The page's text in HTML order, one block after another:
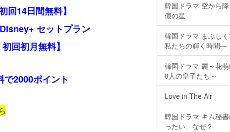
14日間無料】
セットプラン
回初月無料】
2000ポイント
韓国ドラマ 空から
億の星
韓国ドラマ まぶし
私たちの輝く時間―
韓国ドラマ 麗～花
8人の皇子たち～
Love in The Air
韓国ドラマ キム秘
ったい、なぜ？